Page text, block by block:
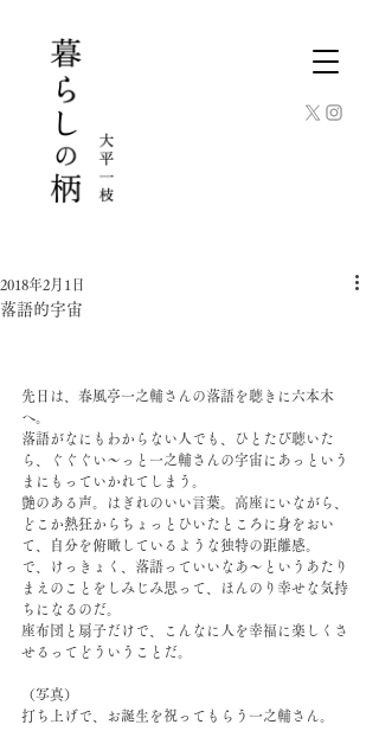
落語的宇宙
2018年2月1日
先日は、春風亭一之輔さんの落語を聴きに六本木
へ。
落語がなにもわからない人でも、ひとたび聴いた
ら、ぐぐぐい〜っと一之輔さんの宇宙にあっという
まにもっていかれてしまう。
艶のある声。はぎれのいい言葉。高座にいながら、
どこか熱狂からちょっとひいたところに身をおい
て、自分を俯瞰しているような独特の距離感。
で、けっきょく、落語っていいなあ〜というあたり
まえのことをしみじみ思って、ほんのり幸せな気持
ちになるのだ。
座布団と扇子だけで、こんなに人を幸福に楽しくさ
せるってどういうことだ。
（写真）
打ち上げで、お誕生を祝ってもらう一之輔さん。